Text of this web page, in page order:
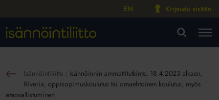
EN Kirjaudu sisään
Isännöintiliitto : Isännöinnin ammattitutkinto, 18.4.2023 alkaen,
Riveria, oppisopimuskoulutus tai omaehtoinen koulutus, myös
etäosallistuminen